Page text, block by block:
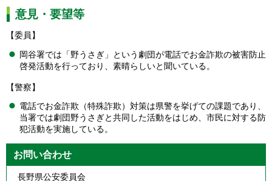
意見・要望等
【委員】
岡谷署では「野うさぎ」という劇団が電話でお金詐欺の被害防止
啓発活動を行っており、素晴らしいと聞いている。
【警察】
電話でお金詐欺（特殊詐欺）対策は県警を挙げての課題であり、
当署では劇団野うさぎと共同した活動をはじめ、市民に対する防
犯活動を実施している。
お問い合わせ
長野県公安委員会